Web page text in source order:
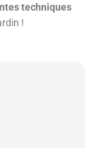
techniques
!